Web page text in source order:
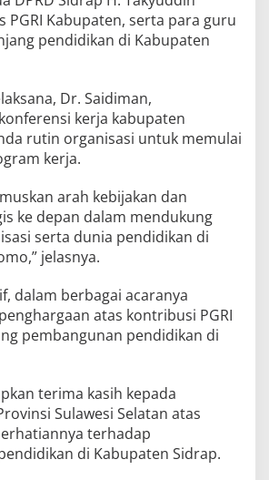
PGRI Kabupaten, serta para guru
pendidikan di Kabupaten
Dr. Saidiman,
kerja kabupaten
rutin organisasi untuk memulai
kerja.
arah kebijakan dan
ke depan dalam mendukung
serta dunia pendidikan di
jelasnya.
dalam berbagai acaranya
atas kontribusi PGRI
pembangunan pendidikan di
terima kasih kepada
Sulawesi Selatan atas
terhadap
di Kabupaten Sidrap.